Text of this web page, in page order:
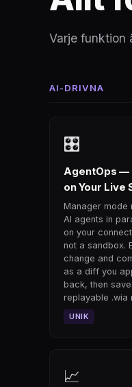
Varje funktion
AI-DRIVNA
🎛
AgentOps —
on Your Live
Manager mode
AI agents in
on your
not a sandbox.
change and
as a diff you
back, then
replayable .wia
UNIK
📈